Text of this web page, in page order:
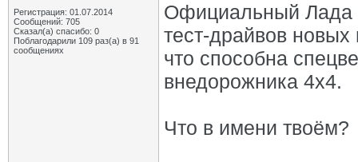
Регистрация: 01.07.2014
Сообщений: 705
Сказал(а) спасибо: 0
Поблагодарили 109 раз(а) в 91
сообщениях
Официальный Лада
тест-драйвов
что способна
внедорожника 4x4.
Что в имени твоём?